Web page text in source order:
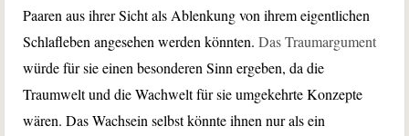
Paaren aus ihrer Sicht als Ablenkung von ihrem eigentlichen
Schlafleben angesehen werden könnten.Das Traumargument
würde für sie einen besonderen Sinn ergeben, da die
Traumwelt und die Wachwelt für sie umgekehrte Konzepte
wären. Das Wachsein selbst könnte ihnen nur als ein